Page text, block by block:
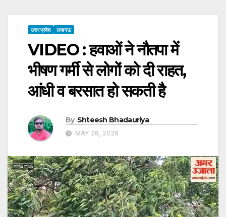
उत्तर प्रदेश लखनऊ
VIDEO : हवाओं ने नौतपा में
भीषण गर्मी से लोगों को दी राहत,
आंधी व बरसात हो सकती है
By Shteesh Bhadauriya
MAY 28, 2026